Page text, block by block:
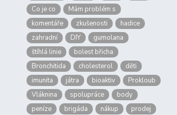
Co je co
Mám problém s
komentáře
zkušenosti
hadice
zahradní
DIY
gumolana
štíhlá linie
bolest břicha
Bronchitida
cholesterol
děti
imunita
játra bioaktiv
Prokloub
Vláknina
spolupráce
body
peníze
brigáda nákup
prodej